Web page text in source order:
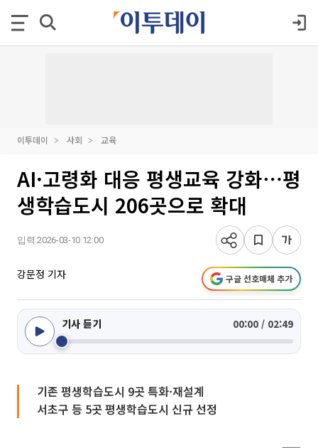
이투데이 사회 교육
AI·고령화 대응 평생교육 강화⋯평
생학습도시 206곳으로 확대
입력 2026-03-10 12:00
강문정 기자 구글 선호매체 추가
기사 듣기 00:00 / 02:49
기존 평생학습도시 9곳 특화·재설계
서초구 등 5곳 평생학습도시 신규 선정